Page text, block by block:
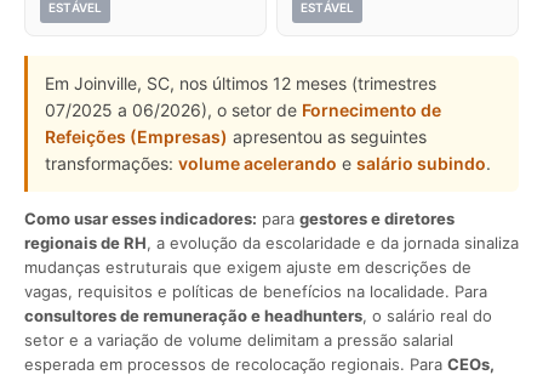
ESTÁVEL ESTÁVEL
Em Joinville, SC, nos últimos 12 meses (trimestres
07/2025 a 06/2026), o setor de Fornecimento de
Refeições (Empresas) apresentou as seguintes
transformações: volume acelerando e salário subindo.
Como usar esses indicadores: para gestores e diretores
regionais de RH, a evolução da escolaridade e da jornada sinaliza
mudanças estruturais que exigem ajuste em descrições de
vagas, requisitos e políticas de benefícios na localidade. Para
consultores de remuneração e headhunters, o salário real do
setor e a variação de volume delimitam a pressão salarial
esperada em processos de recolocação regionais. Para CEOs,